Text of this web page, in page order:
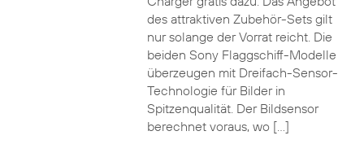
des attraktiven Zubehör-Sets gilt
nur solange der Vorrat reicht. Die
beiden Sony Flaggschiff-Modelle
überzeugen mit Dreifach-Sensor-
Technologie für Bilder in
Spitzenqualität. Der Bildsensor
berechnet voraus, wo […]